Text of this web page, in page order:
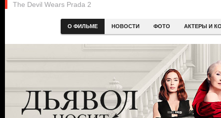
The Devil Wears Prada 2
О ФИЛЬМЕ НОВОСТИ ФОТО АКТЕРЫ И